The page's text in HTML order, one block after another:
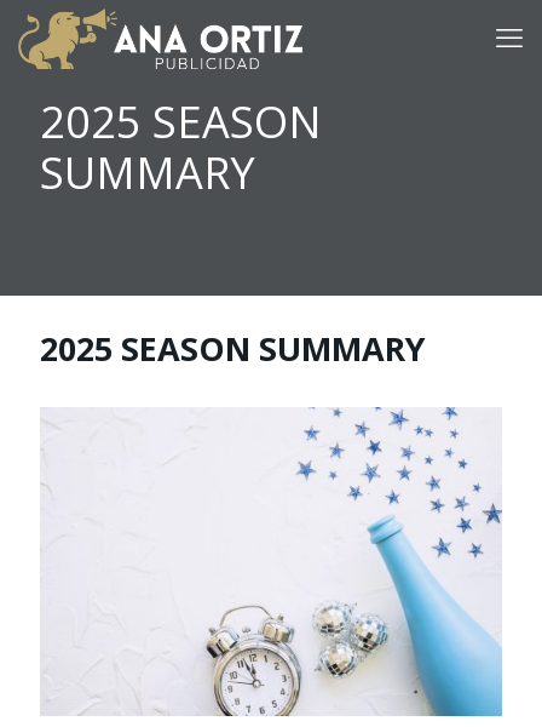
2025 SEASON
SUMMARY
2025 SEASON SUMMARY